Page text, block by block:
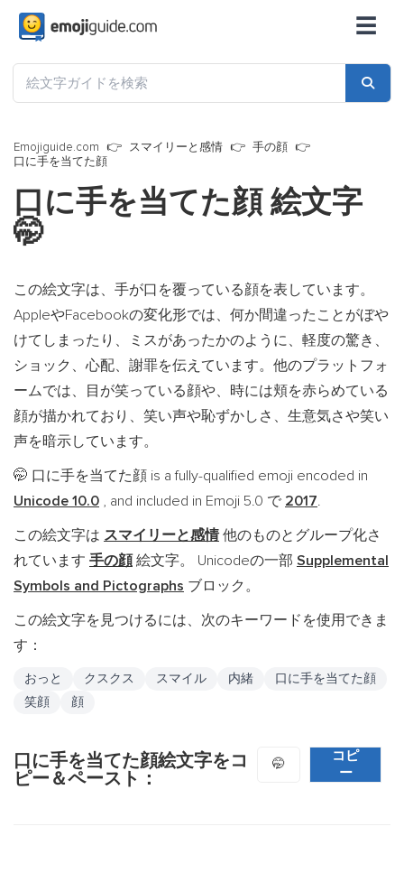
☰
Emojiguide.com スマイリーと感情
手の顔
口に手を当てた顔
口に手を当てた顔 絵文字
🤭
この絵文字は、手が口を覆っている顔を表しています。
AppleやFacebookの変化形では、何か間違ったことがぼや
けてしまったり、ミスがあったかのように、軽度の驚き、
ショック、心配、謝罪を伝えています。他のプラットフォ
ームでは、目が笑っている顔や、時には頬を赤らめている
顔が描かれており、笑い声や恥ずかしさ、生意気さや笑い
声を暗示しています。
🤭 口に手を当てた顔 is a fully-qualified emoji encoded in
Unicode 10.0 , and included in Emoji 5.0 で 2017.
この絵文字は スマイリーと感情他のものとグループ化さ
れています 手の顔絵文字。 Unicodeの一部 Supplemental
Symbols and Pictographs ブロック。
この絵文字を見つけるには、次のキーワードを使用できま
す：
おっと クスクス スマイル 内緒
口に手を当てた顔
笑顔
顔
口に手を当てた顔絵文字をコ
ピー＆ペースト：
🤭
コピ
ー